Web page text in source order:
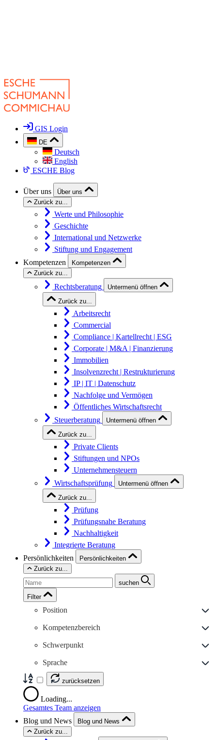
GIS Login
DE
Deutsch
English
ESCHE Blog
Über uns
Über uns
Zurück zu...
Werte und Philosophie
Geschichte
International und Netzwerke
Stiftung und Engagement
Kompetenzen
Kompetenzen
Zurück zu...
Rechtsberatung
Untermenü öffnen
Zurück zu...
Arbeitsrecht
Commercial
Compliance | Kartellrecht | ESG
Corporate | M&A | Finanzierung
Immobilien
Insolvenzrecht | Restrukturierung
IP | IT | Datenschutz
Nachfolge und Vermögen
Öffentliches Wirtschaftsrecht
Steuerberatung
Untermenü öffnen
Zurück zu...
Private Clients
Stiftungen und NPOs
Unternehmensteuern
Wirtschaftsprüfung
Untermenü öffnen
Zurück zu...
Prüfung
Prüfungsnahe Beratung
Nachhaltigkeit
Integrierte Beratung
Persönlichkeiten
Persönlichkeiten
Zurück zu...
suchen
Filter
Position
Kompetenzbereich
Schwerpunkt
Sprache
zurücksetzen
Loading...
Gesamtes Team anzeigen
Blog und News
Blog und News
Zurück zu...